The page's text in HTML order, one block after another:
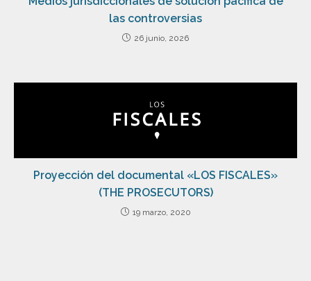
las controversias
26 junio, 2026
Proyección del documental «LOS FISCALES»
(THE PROSECUTORS)
19 marzo, 2020